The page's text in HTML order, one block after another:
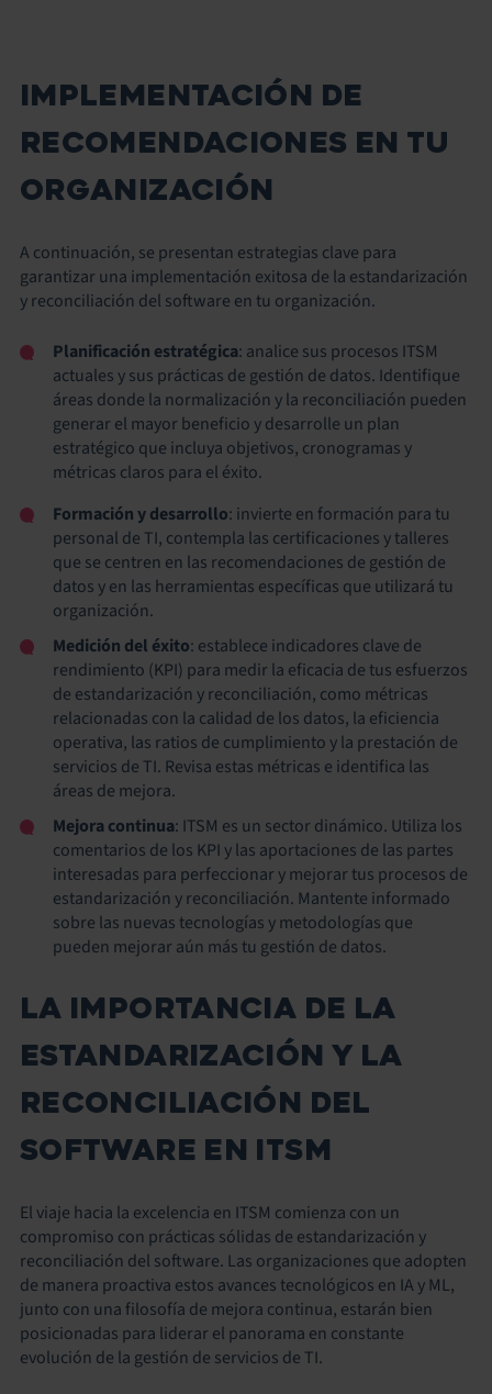
IMPLEMENTACIÓN DE
RECOMENDACIONES EN TU
ORGANIZACIÓN
A continuación, se presentan estrategias clave para
garantizar una implementación exitosa de la estandarización
y reconciliación del software en tu organización.
Planificación estratégica: analice sus procesos ITSM
actuales y sus prácticas de gestión de datos. Identifique
áreas donde la normalización y la reconciliación pueden
generar el mayor beneficio y desarrolle un plan
estratégico que incluya objetivos, cronogramas y
métricas claros para el éxito.
Formación y desarrollo: invierte en formación para tu
personal de TI, contempla las certificaciones y talleres
que se centren en las recomendaciones de gestión de
datos y en las herramientas específicas que utilizará tu
organización.
Medición del éxito: establece indicadores clave de
rendimiento (KPI) para medir la eficacia de tus esfuerzos
de estandarización y reconciliación, como métricas
relacionadas con la calidad de los datos, la eficiencia
operativa, las ratios de cumplimiento y la prestación de
servicios de TI. Revisa estas métricas e identifica las
áreas de mejora.
Mejora continua: ITSM es un sector dinámico. Utiliza los
comentarios de los KPI y las aportaciones de las partes
interesadas para perfeccionar y mejorar tus procesos de
estandarización y reconciliación. Mantente informado
sobre las nuevas tecnologías y metodologías que
pueden mejorar aún más tu gestión de datos.
LA IMPORTANCIA DE LA
ESTANDARIZACIÓN Y LA
RECONCILIACIÓN DEL
SOFTWARE EN ITSM
El viaje hacia la excelencia en ITSM comienza con un
compromiso con prácticas sólidas de estandarización y
reconciliación del software. Las organizaciones que adopten
de manera proactiva estos avances tecnológicos en IA y ML,
junto con una filosofía de mejora continua, estarán bien
posicionadas para liderar el panorama en constante
evolución de la gestión de servicios de TI.